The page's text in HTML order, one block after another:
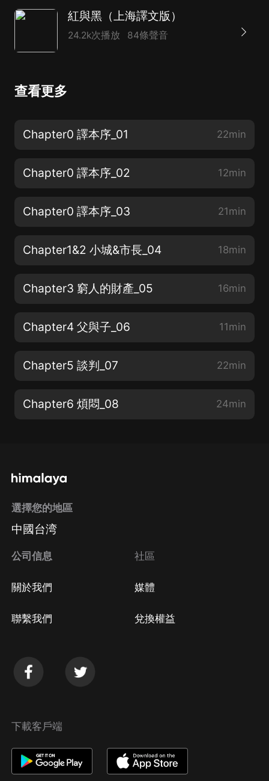
紅與黑（上海譯文版）
24.2k次播放 84條聲音
查看更多
Chapter0 譯本序_01 22min
Chapter0 譯本序_02 12min
Chapter0 譯本序_03 21min
Chapter1&2 小城&市長_04 18min
Chapter3 窮人的財產_05 16min
Chapter4 父與子_06 11min
Chapter5 談判_07 22min
Chapter6 煩悶_08 24min
選擇您的地區
中國台湾
公司信息
關於我們
聯繫我們
社區
媒體
兌換權益
下載客戶端